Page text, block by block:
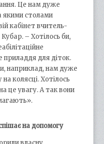
Це нам дуже
якими столами
кабінет вчитель-
– Хотілось би,
приладдя для діток.
наприклад, нам дуже
колясці. Хотілось
це увагу. А так вони
на допомогу